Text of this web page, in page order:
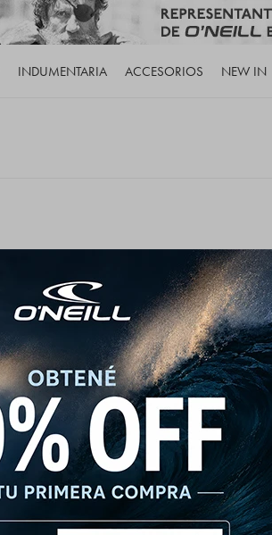
INDUMENTARIA ACCESORIOS NEW IN
NEWSLETTER